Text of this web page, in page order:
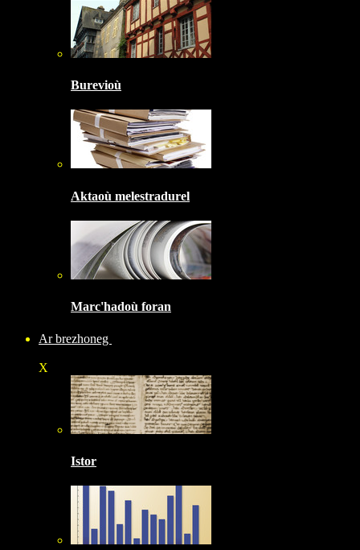
Burevioù
Aktaoù melestradurel
Marc'hadoù foran
Ar brezhoneg
X
Istor